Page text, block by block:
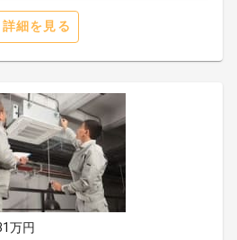
詳細を見る
万円